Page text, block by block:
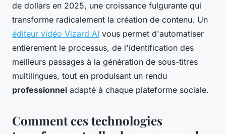
de dollars en 2025, une croissance fulgurante qui
transforme radicalement la création de contenu. Un
éditeur vidéo Vizard AI vous permet d'automatiser
entièrement le processus, de l'identification des
meilleurs passages à la génération de sous-titres
multilingues, tout en produisant un rendu
professionnel adapté à chaque plateforme sociale.
Comment ces technologies